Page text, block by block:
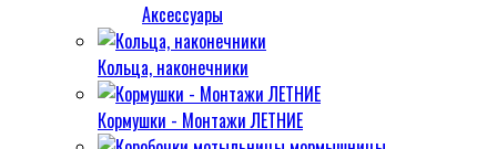
Аксессуары
Кольца, наконечники
Кормушки - Монтажи ЛЕТНИЕ